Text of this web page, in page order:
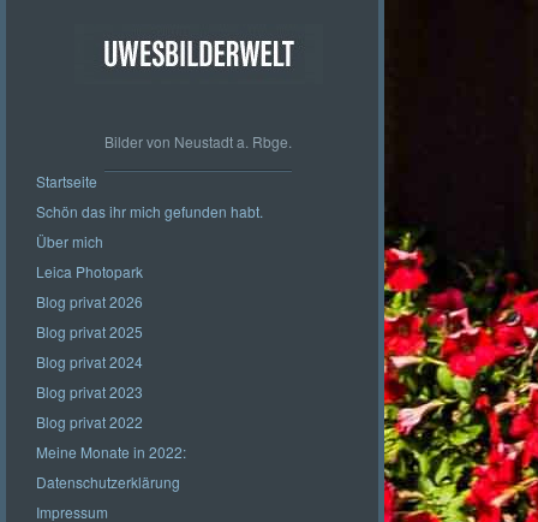
Bilder von Neustadt a. Rbge.
Startseite
Schön das ihr mich gefunden habt.
Über mich
Leica Photopark
Blog privat 2026
Blog privat 2025
Blog privat 2024
Blog privat 2023
Blog privat 2022
Meine Monate in 2022:
Datenschutzerklärung
Impressum